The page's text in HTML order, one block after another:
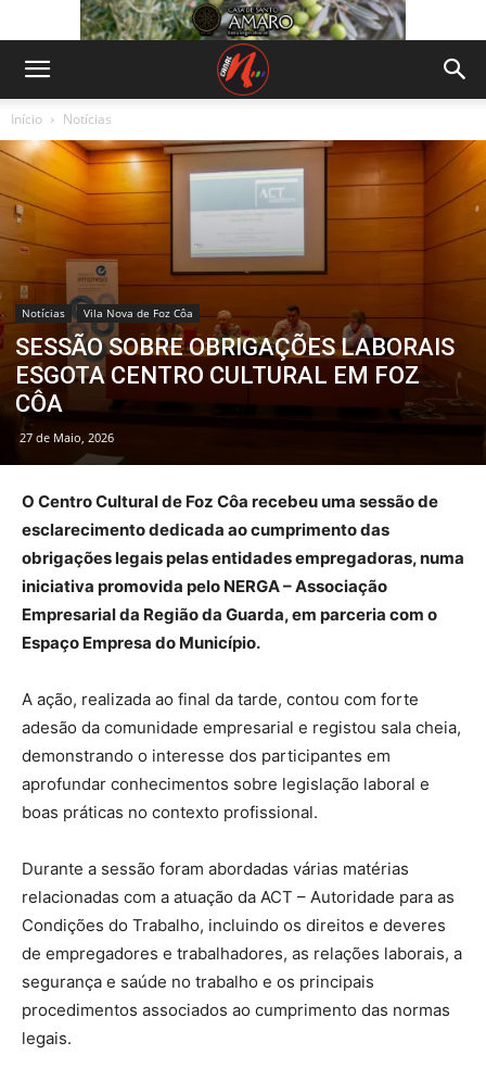
Início Notícias
Notícias Vila Nova de Foz Côa
SESSÃO SOBRE OBRIGAÇÕES LABORAIS
ESGOTA CENTRO CULTURAL EM FOZ
CÔA
27 de Maio, 2026
O Centro Cultural de Foz Côa recebeu uma sessão de
esclarecimento dedicada ao cumprimento das
obrigações legais pelas entidades empregadoras, numa
iniciativa promovida pelo NERGA – Associação
Empresarial da Região da Guarda, em parceria com o
Espaço Empresa do Município.
A ação, realizada ao final da tarde, contou com forte
adesão da comunidade empresarial e registou sala cheia,
demonstrando o interesse dos participantes em
aprofundar conhecimentos sobre legislação laboral e
boas práticas no contexto profissional.
Durante a sessão foram abordadas várias matérias
relacionadas com a atuação da ACT – Autoridade para as
Condições do Trabalho, incluindo os direitos e deveres
de empregadores e trabalhadores, as relações laborais, a
segurança e saúde no trabalho e os principais
procedimentos associados ao cumprimento das normas
legais.